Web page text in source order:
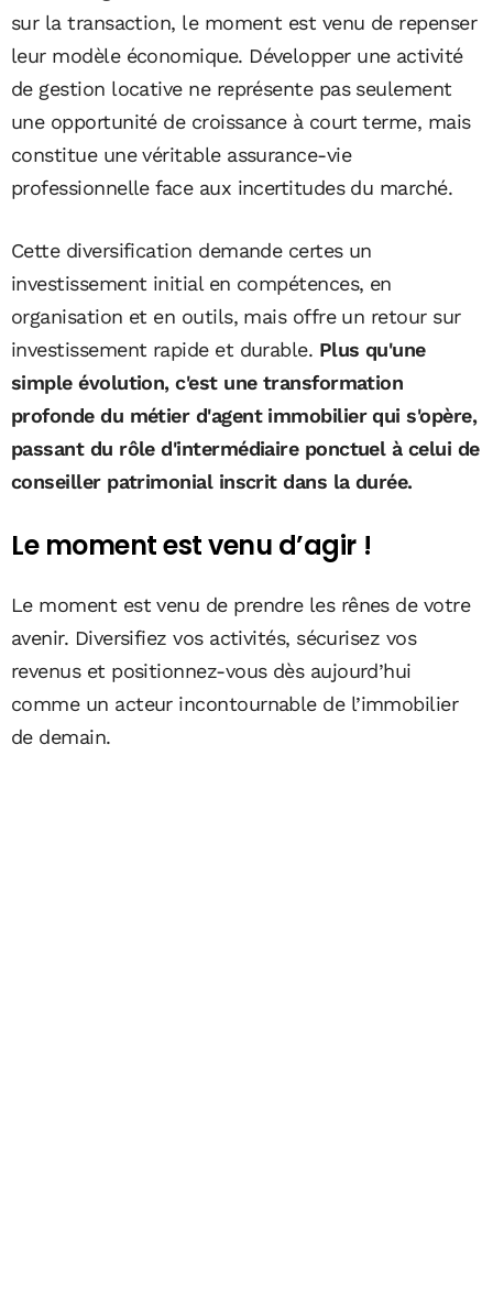
sur la transaction, le moment est venu de repenser
leur modèle économique. Développer une activité
de gestion locative ne représente pas seulement
une opportunité de croissance à court terme, mais
constitue une véritable assurance-vie
professionnelle face aux incertitudes du marché.
Cette diversification demande certes un
investissement initial en compétences, en
organisation et en outils, mais offre un retour sur
investissement rapide et durable. Plus qu'une
simple évolution, c'est une transformation
profonde du métier d'agent immobilier qui s'opère,
passant du rôle d'intermédiaire ponctuel à celui de
conseiller patrimonial inscrit dans la durée.
Le moment est venu d’agir !
Le moment est venu de prendre les rênes de votre
avenir. Diversifiez vos activités, sécurisez vos
revenus et positionnez-vous dès aujourd’hui
comme un acteur incontournable de l’immobilier
de demain.